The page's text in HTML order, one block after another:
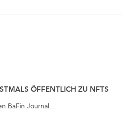
ÖFFENTLICH ZU NFTS
BaFin Journal...